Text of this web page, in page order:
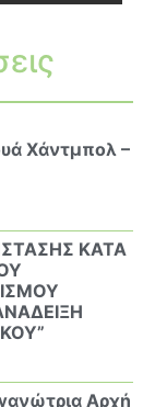
Χάντμπολ –
ΚΑΤΑ
Αρχή